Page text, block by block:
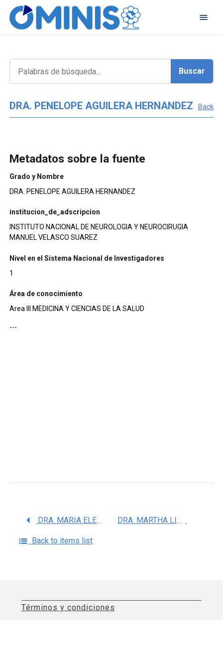
DRA. PENELOPE AGUILERA HERNANDEZ Back
Metadatos sobre la fuente
Grado y Nombre
DRA. PENELOPE AGUILERA HERNANDEZ
institucion_de_adscripcion
INSTITUTO NACIONAL DE NEUROLOGIA Y NEUROCIRUGIA
MANUEL VELASCO SUAREZ
Nivel en el Sistema Nacional de Investigadores
1
Área de conocimiento
Area III MEDICINA Y CIENCIAS DE LA SALUD
---
DRA. MARIA ELENA CHANEZ CARDENAS DRA. MARTHA LILIA TENA SUCK
Back to items list
Términos y condiciones